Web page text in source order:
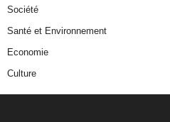
Société
Santé et Environnement
Economie
Culture